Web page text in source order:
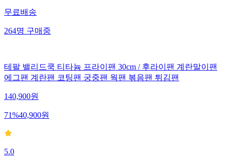
무료배송
264명구매중
테팔 밸리드쿡 티타늄 프라이팬 30cm / 후라이팬 계란말이팬
에그팬 계란팬 코팅팬 궁중팬 웍팬 볶음팬 튀김팬
140,900원
71%40,900원
5.0